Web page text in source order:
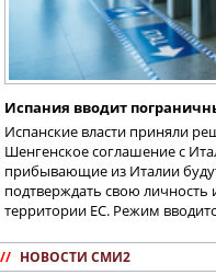
Испания вводит
Испанские власти приняли
Шенгенское соглашение с
прибывающие из Италии
подтверждать свою
территории ЕС. Режим
// НОВОСТИ СМИ2